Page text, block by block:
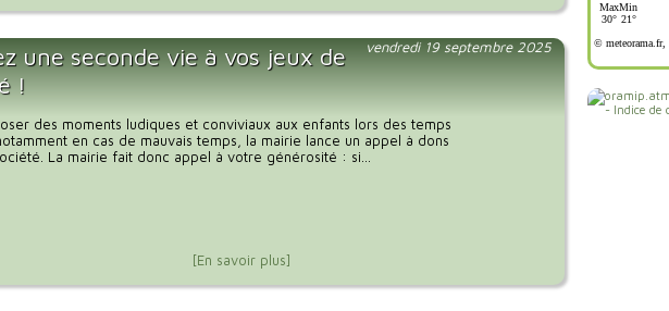
vendredi 19 septembre 2025
une seconde vie à vos jeux de
!
des moments ludiques et conviviaux aux enfants lors des temps
en cas de mauvais temps, la mairie lance un appel à dons
La mairie fait donc appel à votre générosité : si...
[En savoir plus]